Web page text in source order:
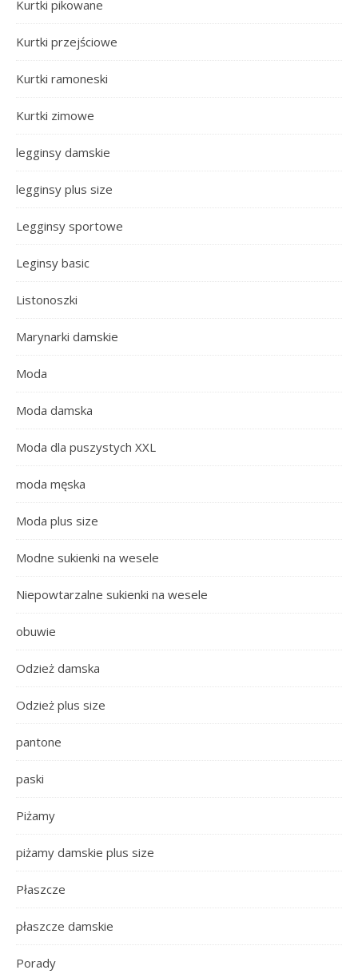
Kurtki pikowane
Kurtki przejściowe
Kurtki ramoneski
Kurtki zimowe
legginsy damskie
legginsy plus size
Legginsy sportowe
Leginsy basic
Listonoszki
Marynarki damskie
Moda
Moda damska
Moda dla puszystych XXL
moda męska
Moda plus size
Modne sukienki na wesele
Niepowtarzalne sukienki na wesele
obuwie
Odzież damska
Odzież plus size
pantone
paski
Piżamy
piżamy damskie plus size
Płaszcze
płaszcze damskie
Porady